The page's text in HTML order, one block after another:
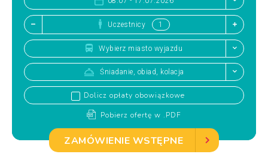
Uczestnicy
Wybierz miasto wyjazdu
Śniadanie, obiad, kolacja
Dolicz opłaty obowiązkowe
Pobierz ofertę w .PDF
ZAMÓWIENIE WSTĘPNE